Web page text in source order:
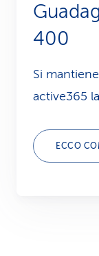
400
Si
active365
ECCO